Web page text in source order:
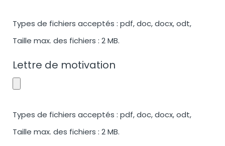
Types de fichiers acceptés : pdf, doc, docx, odt,
Taille max. des fichiers : 2 MB.
Lettre de motivation
Types de fichiers acceptés : pdf, doc, docx, odt,
Taille max. des fichiers : 2 MB.